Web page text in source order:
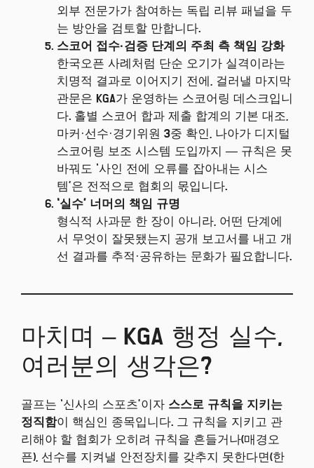
외부 전문가가 참여하는 독립 리뷰 패널을 두
는 방안을 검토할 만합니다.
스코어 접수·검증 단계의 주최 측 책임 강화
한국오픈 사례처럼 단순 오기가 실격이라는
치명적 결과로 이어지기 전에, 걸러낼 마지막
관문은 KGA가 운영하는 스코어링 데스크입니
다. 홀별 스코어 합과 제출 합계의 기본 대조,
마커·선수·경기위원 3중 확인, 나아가 디지털
스코어링 보조 시스템 도입까지 — 규칙은 못
바꿔도 ‘사인 전에 오류를 잡아내는 시스
템’은 전적으로 협회의 몫입니다.
‘실수’ 너머의 책임 규명
형식적 사과문 한 장이 아니라, 어떤 단계에
서 무엇이 잘못됐는지 공개 보고서를 내고 개
선 결과를 추적·공유하는 문화가 필요합니다.
마치며 – KGA 행정 실수,
여러분의 생각은?
골프는 ‘신사의 스포츠’이자 스스로 규칙을 지키는
정직함이 핵심인 종목입니다. 그 규칙을 지키고 관
리해야 할 협회가 오히려 규칙을 흔들거나(매경오
픈), 선수를 지켜낼 안전장치를 갖추지 못한다면(한